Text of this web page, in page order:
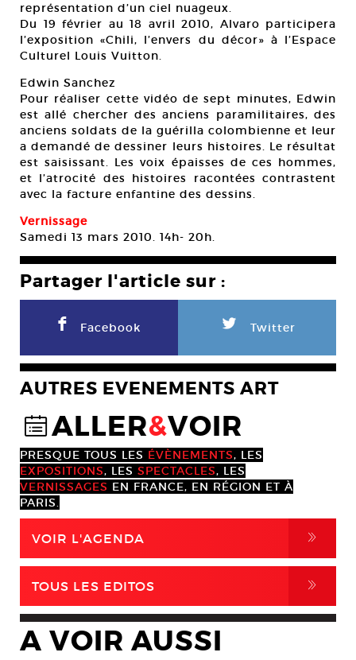
représentation d’un ciel nuageux.
Du 19 février au 18 avril 2010, Alvaro participera
l’exposition «Chili, l’envers du décor» à l’Espace
Culturel Louis Vuitton.
Edwin Sanchez
Pour réaliser cette vidéo de sept minutes, Edwin
est allé chercher des anciens paramilitaires, des
anciens soldats de la guérilla colombienne et leur
a demandé de dessiner leurs histoires. Le résultat
est saisissant. Les voix épaisses de ces hommes,
et l’atrocité des histoires racontées contrastent
avec la facture enfantine des dessins.
Vernissage
Samedi 13 mars 2010. 14h- 20h.
Partager l'article sur :
F Facebook L Twitter
AUTRES EVENEMENTS ART
@ALLER&VOIR
PRESQUE TOUS LES ÉVÈNEMENTS, LES
EXPOSITIONS, LES SPECTACLES, LES
VERNISSAGES EN FRANCE, EN RÉGION ET À
PARIS.
VOIR L'AGENDA ,
TOUS LES EDITOS ,
A VOIR AUSSI